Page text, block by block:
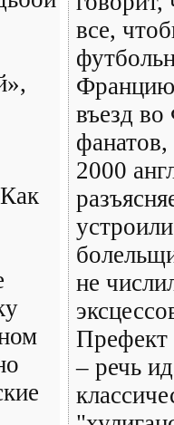
все,
въезд
2000
не
Префект
– речь